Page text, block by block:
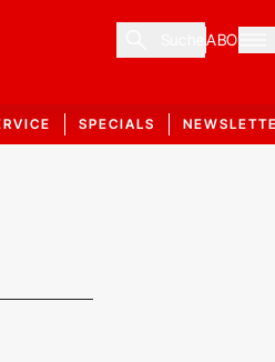
ABO
SPECIALS